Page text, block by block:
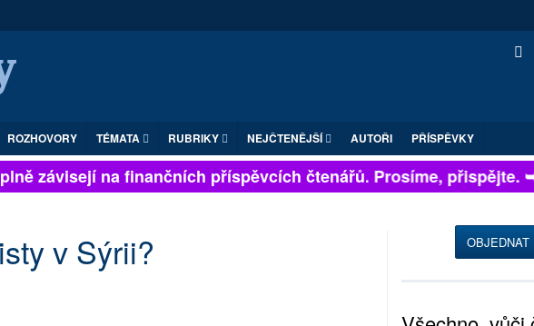
ROZHOVORY TÉMATA RUBRIKY NEJČTENĚJŠÍ AUTOŘI PŘÍSPĚVKY
závisejí na finančních příspěvcích čtenářů. Prosíme, přispějte. ➥
v Sýrii? OBJEDNAT